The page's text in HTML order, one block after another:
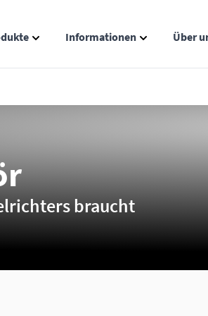
Informationen
Über
braucht